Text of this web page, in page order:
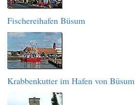
Fischereihafen Büsum
Krabbenkutter im Hafen von Büsum